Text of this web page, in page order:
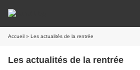
Accueil » Les actualités de la rentrée
Les actualités de la rentrée